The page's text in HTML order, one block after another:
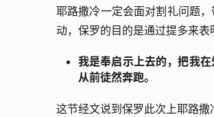
耶路撒冷一定会面对割礼问题
动，保罗的目的是通过提多来表
我是奉启示上去的，把我
从前徒然奔跑。
这节经文说到保罗此次上耶路撒